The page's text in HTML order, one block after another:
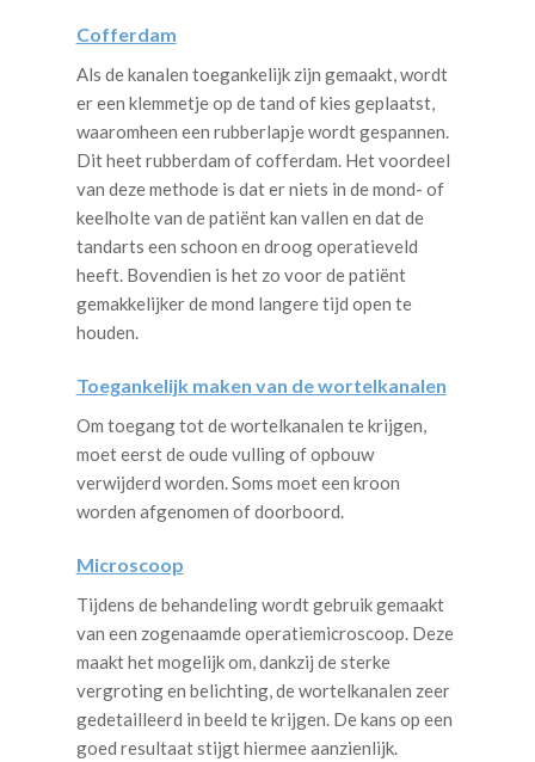
Cofferdam
Als de kanalen toegankelijk zijn gemaakt, wordt
er een klemmetje op de tand of kies geplaatst,
waaromheen een rubberlapje wordt gespannen.
Dit heet rubberdam of cofferdam. Het voordeel
van deze methode is dat er niets in de mond- of
keelholte van de patiënt kan vallen en dat de
tandarts een schoon en droog operatieveld
heeft. Bovendien is het zo voor de patiënt
gemakkelijker de mond langere tijd open te
houden.
Toegankelijk maken van de wortelkanalen
Om toegang tot de wortelkanalen te krijgen,
moet eerst de oude vulling of opbouw
verwijderd worden. Soms moet een kroon
worden afgenomen of doorboord.
Microscoop
Tijdens de behandeling wordt gebruik gemaakt
van een zogenaamde operatiemicroscoop. Deze
maakt het mogelijk om, dankzij de sterke
vergroting en belichting, de wortelkanalen zeer
gedetailleerd in beeld te krijgen. De kans op een
goed resultaat stijgt hiermee aanzienlijk.